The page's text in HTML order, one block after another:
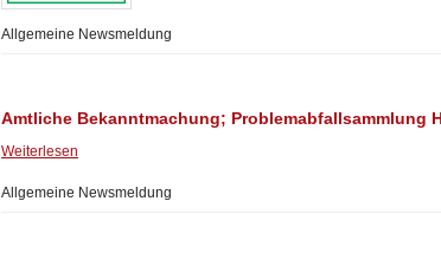
Allgemeine Newsmeldung
Amtliche Bekanntmachung; Problemabfallsammlung
Weiterlesen
Allgemeine Newsmeldung